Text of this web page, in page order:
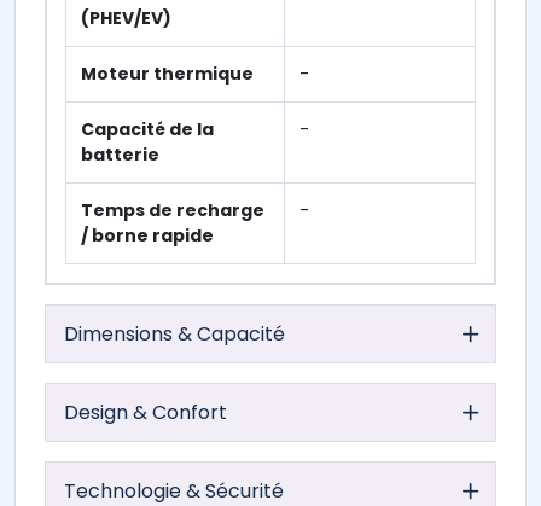
(PHEV/EV)
Moteur thermique -
Capacité de la
batterie
-
Temps de recharge
/ borne rapide
-
Dimensions & Capacité
Design & Confort
Technologie & Sécurité